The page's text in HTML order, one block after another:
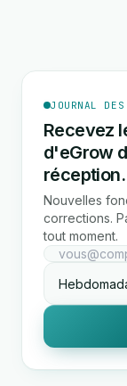
JOURNAL
Recevez
d'eGrow
réception.
Nouvelles
corrections.
tout moment.